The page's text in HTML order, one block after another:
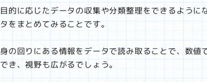
目的に応じたデータの収集や分類整理をできるように
タをまとめてみることです。
身の回りにある情報をデータで読み取ることで、数値
でき、視野も広がるでしょう。